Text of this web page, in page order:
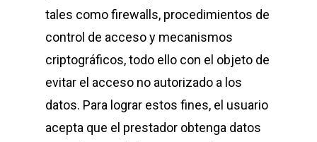
tales como firewalls, procedimientos de
control de acceso y mecanismos
criptográficos, todo ello con el objeto de
evitar el acceso no autorizado a los
datos. Para lograr estos fines, el usuario
acepta que el prestador obtenga datos